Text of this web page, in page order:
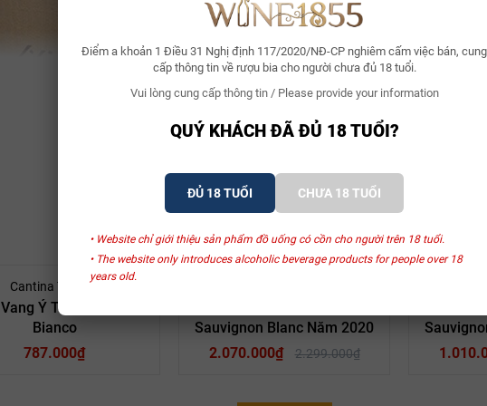
Điểm a khoản 1 Điều 31 Nghị định 117/2020/NĐ-CP nghiêm cấm việc bán, cung
cấp thông tin về rượu bia cho người chưa đủ 18 tuổi.
Vui lòng cung cấp thông tin / Please provide your information
QUÝ KHÁCH ĐÃ ĐỦ 18 TUỔI?
ĐỦ 18 TUỔI CHƯA 18 TUỔI
• Website chỉ giới thiệu sản phẩm đồ uống có cồn cho người trên 18 tuổi.
• The website only introduces alcoholic beverage products for people over 18
years old.
Ý Tradition Pinot Bianco
chịu của táo xanh, lê chín, và một chút hoa cúc. Một làn gió nhẹ của lá chanh mang
Xem thêm
SẢN PHẨM LIÊN QUAN
Cantina Terlano
Ý Tradition Pinot
Bianco
787.000₫
Sauvignon Blanc Năm 2020
2.070.000₫
2.299.000₫